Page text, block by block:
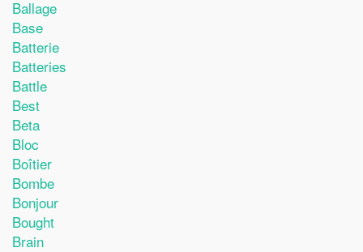
Ballage
Base
Batterie
Batteries
Battle
Best
Beta
Bloc
Boîtier
Bombe
Bonjour
Bought
Brain